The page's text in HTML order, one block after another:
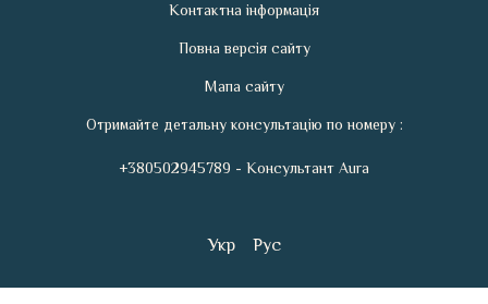
Контактна інформація
Повна версія сайту
Мапа сайту
Отримайте детальну консультацію по номеру :
+380502945789 - Консультант Aura
Укр Рус